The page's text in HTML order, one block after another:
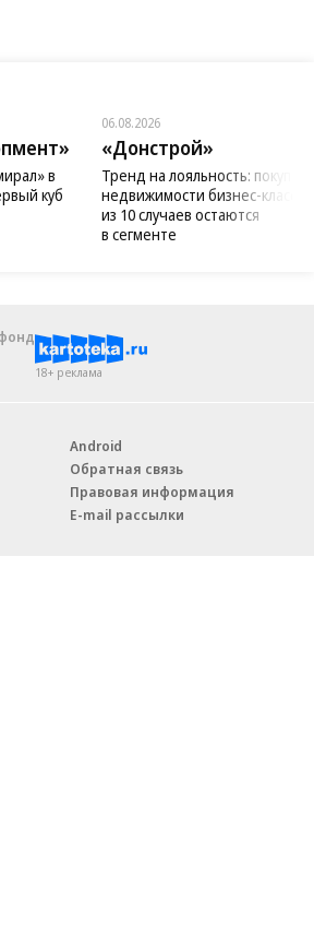
в
куб
06.08.2026
«Донстрой»
Тренд на лояльность:
недвижимости бизнес-класса
из 10 случаев остаются
в сегменте
18+ реклама
Android
Обратная связь
Правовая информация
E-mail рассылки